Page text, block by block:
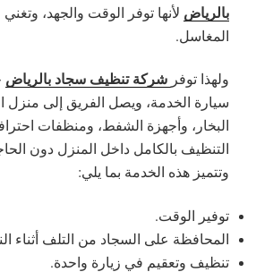
بالرياض لأنها توفر الوقت والجهد،
المغاسل.
ولهذا توفر شركة تنظيف سجاد بالرياض
سيارة الخدمة، ويصل الفريق إلى منزل
البخار، وأجهزة الشفط، ومنظفات
التنظيف بالكامل داخل المنزل دون
وتتميز هذه الخدمة بما يلي:
توفير الوقت.
المحافظة على السجاد من التلف أثناء
تنظيف وتعقيم في زيارة واحدة.